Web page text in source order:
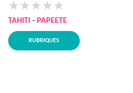
★ ★ ★ ★ ★
TAHITI - PAPEETE
RUBRIQUES